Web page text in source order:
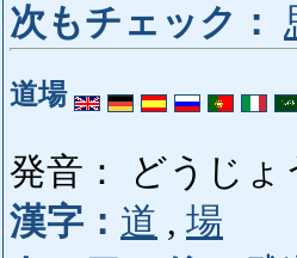
次もチェック：
道場
発音： どうじょ
漢字： 道 , 場